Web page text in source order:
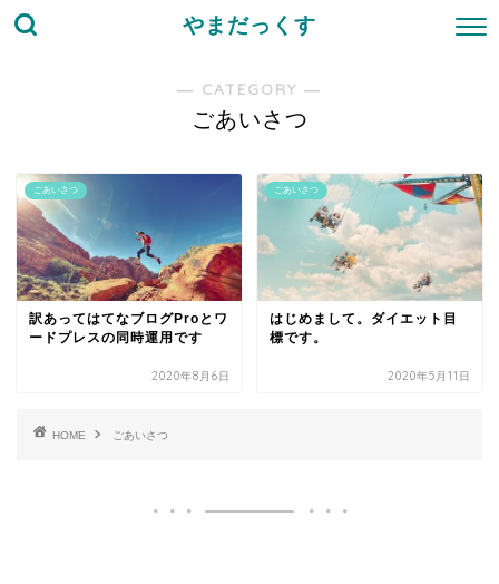
やまだっくす
― CATEGORY ―
ごあいさつ
ごあいさつ
訳あってはてなブログProとワ
ードプレスの同時運用です
2020年8月6日
ごあいさつ
はじめまして。ダイエット目
標です。
2020年5月11日
HOME ごあいさつ